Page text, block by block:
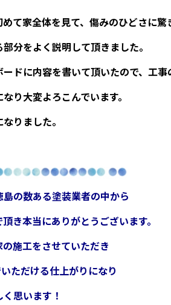
めて家全体を見て、傷みのひどさに驚
分をよく説明して頂きました。
ドに内容を書いて頂いたので、工事
り大変よろこんでいます。
りました。
島の数ある塗装業者の中から
き本当にありがとうございます。
施工をさせていただき
ただける仕上がりになり
思います！